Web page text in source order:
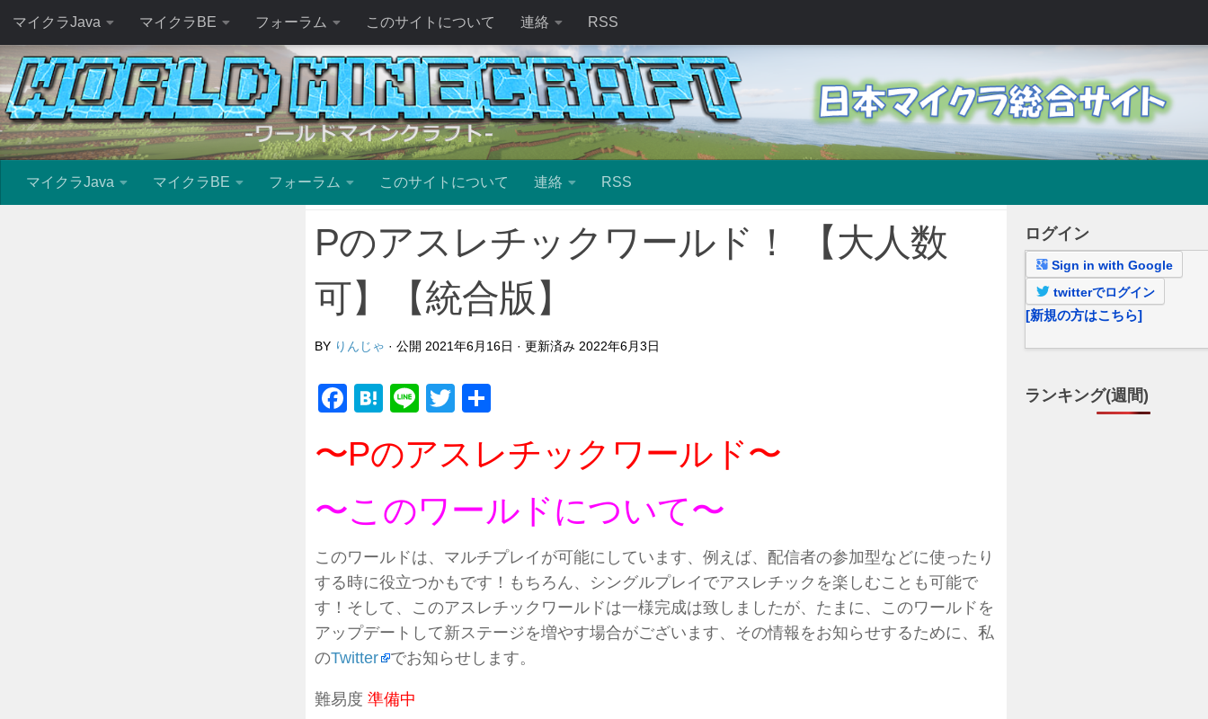
マイクラJava マイクラBE フォーラム このサイトについて 連絡 RSS
マイクラJava マイクラBE フォーラム このサイトについて 連絡 RSS
Pのアスレチックワールド！ 【大人数
可】【統合版】
BY りんじゃ · 公開 2021年6月16日 · 更新済み 2022年6月3日
Facebook
Hatena
LineTwitter
〜Pのアスレチックワールド〜
〜このワールドについて〜
このワールドは、マルチプレイが可能にしています、例えば、配信者の参加型などに使ったり
する時に役立つかもです！もちろん、シングルプレイでアスレチックを楽しむことも可能で
す！そして、このアスレチックワールドは一様完成は致しましたが、たまに、このワールドを
アップデートして新ステージを増やす場合がございます、その情報をお知らせするために、私
のTwitter でお知らせします。
難易度 準備中
ログイン
Sign in with Google
twitterでログイン
[新規の方はこちら]
ランキング(週間)